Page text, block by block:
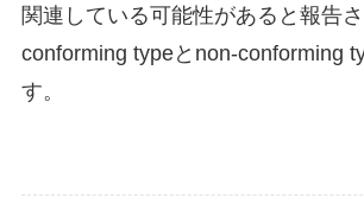
関連している可能性があると報告さ
conforming typeとnon-conforming
す。